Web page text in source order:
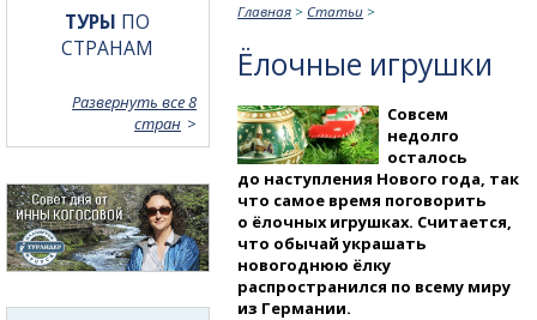
Главная > Статьи >
Ёлочные игрушки
Совсем
недолго
осталось
до наступления Нового года, так
что самое время поговорить
о ёлочных игрушках. Считается,
что обычай украшать
новогоднюю ёлку
распространился по всему миру
из Германии.
ТУРЫ ПО
СТРАНАМ
Развернуть все 8
стран